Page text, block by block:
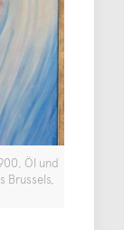
Öl und
Brussels,